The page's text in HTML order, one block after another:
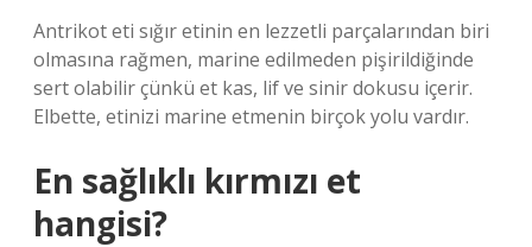
Antrikot eti sığır etinin en lezzetli parçalarından biri
olmasına rağmen, marine edilmeden pişirildiğinde
sert olabilir çünkü et kas, lif ve sinir dokusu içerir.
Elbette, etinizi marine etmenin birçok yolu vardır.
En sağlıklı kırmızı et
hangisi?